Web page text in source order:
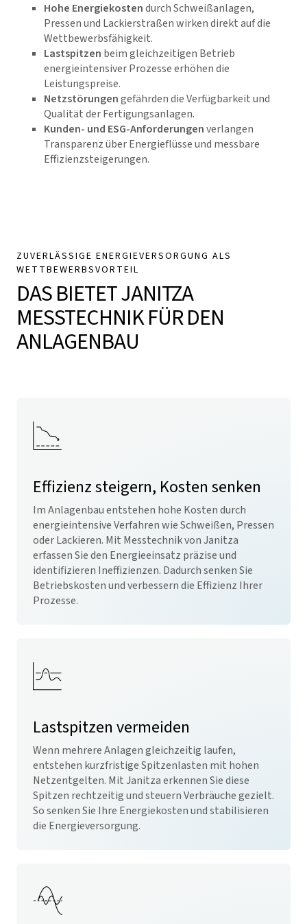
Hohe Energiekostendurch Schweißanlagen,
Pressen und Lackierstraßen wirken direkt auf die
Wettbewerbsfähigkeit.
Lastspitzen beim gleichzeitigen Betrieb
energieintensiver Prozesse erhöhen die
Leistungspreise.
Netzstörungengefährden die Verfügbarkeit und
Qualität der Fertigungsanlagen.
Kunden- und ESG-Anforderungenverlangen
Transparenz über Energieflüsse und messbare
Effizienzsteigerungen.
ZUVERLÄSSIGE ENERGIEVERSORGUNG ALS
WETTBEWERBSVORTEIL
DAS BIETET JANITZA
MESSTECHNIK FÜR DEN
ANLAGENBAU
Effizienz steigern, Kosten senken
Im Anlagenbau entstehen hohe Kosten durch
energieintensive Verfahren wie Schweißen, Pressen
oder Lackieren. Mit Messtechnik von Janitza
erfassen Sie den Energieeinsatz präzise und
identifizieren Ineffizienzen. Dadurch senken Sie
Betriebskosten und verbessern die Effizienz Ihrer
Prozesse.
Lastspitzen vermeiden
Wenn mehrere Anlagen gleichzeitig laufen,
entstehen kurzfristige Spitzenlasten mit hohen
Netzentgelten. Mit Janitza erkennen Sie diese
Spitzen rechtzeitig und steuern Verbräuche gezielt.
So senken Sie Ihre Energiekosten und stabilisieren
die Energieversorgung.